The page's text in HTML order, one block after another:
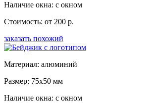
Наличие окна: с окном
Стоимость: от 200 р.
заказать похожий
Материал: алюминий
Размер: 75x50 мм
Наличие окна: с окном